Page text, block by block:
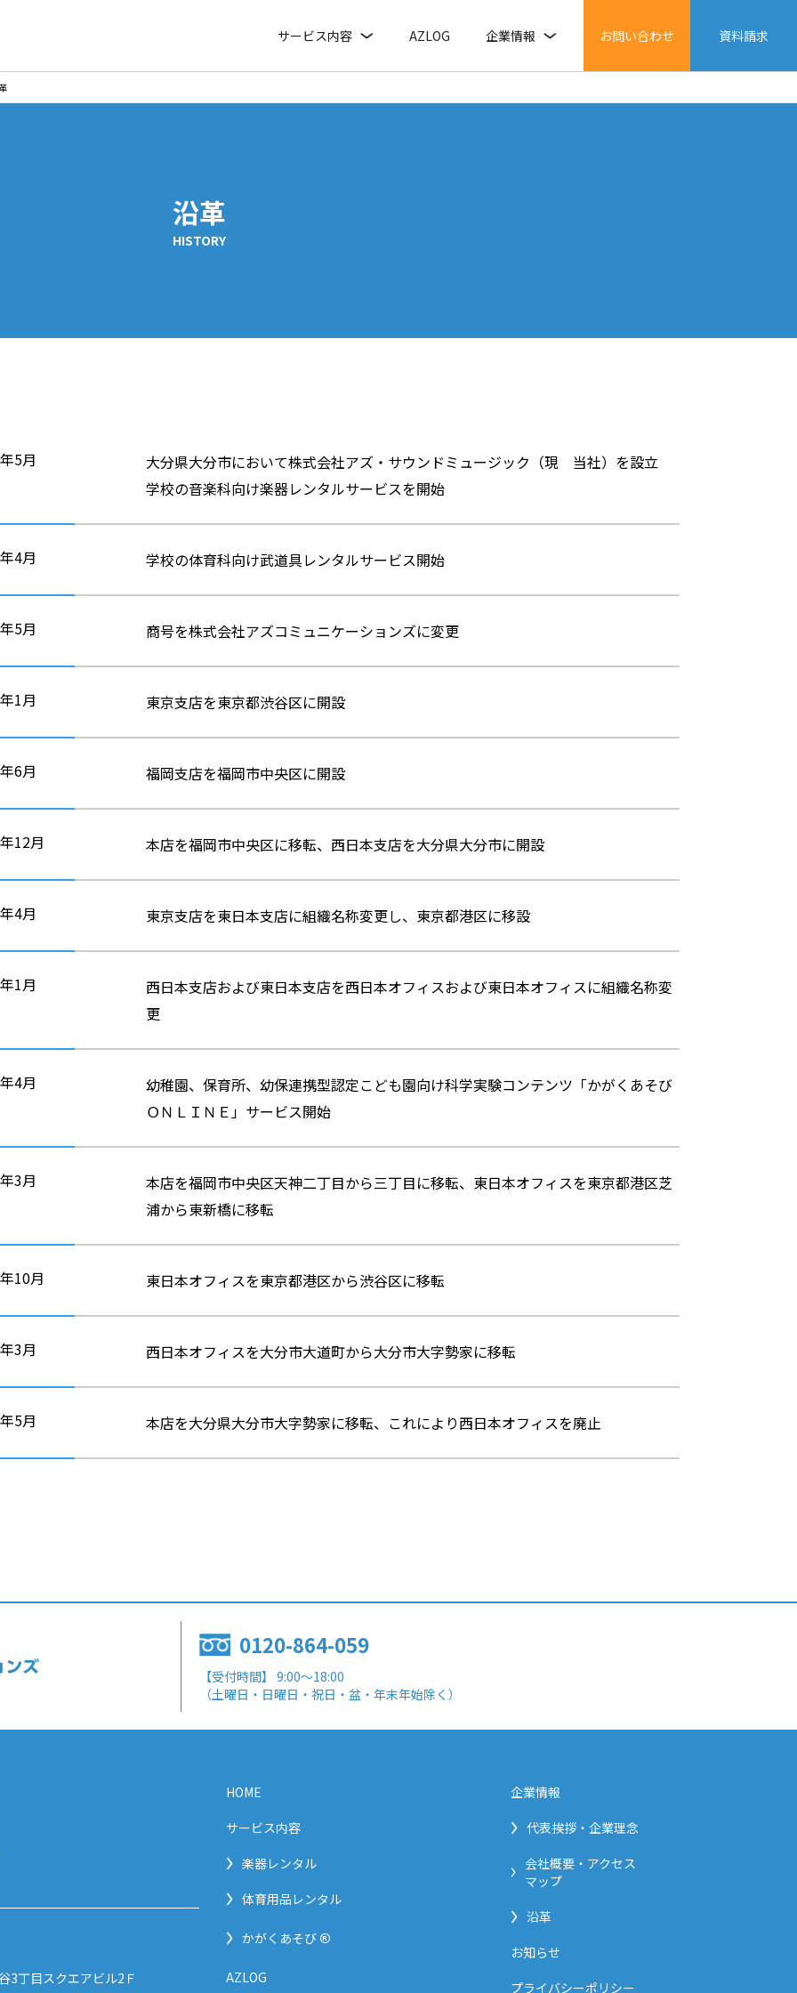
サービス内容 AZLOG 企業情報 お問い合わせ 資料請求
沿革
HISTORY
5月
大分県大分市において株式会社アズ・サウンドミュージック（現 当社）を設立
学校の音楽科向け楽器レンタルサービスを開始
4月 学校の体育科向け武道具レンタルサービス開始
5月 商号を株式会社アズコミュニケーションズに変更
1月 東京支店を東京都渋谷区に開設
6月 福岡支店を福岡市中央区に開設
12月 本店を福岡市中央区に移転、西日本支店を大分県大分市に開設
4月 東京支店を東日本支店に組織名称変更し、東京都港区に移設
1月
西日本支店および東日本支店を西日本オフィスおよび東日本オフィスに組織名称変
更
4月
幼稚園、保育所、幼保連携型認定こども園向け科学実験コンテンツ「かがくあそび
ＯＮＬＩＮＥ」サービス開始
3月
本店を福岡市中央区天神二丁目から三丁目に移転、東日本オフィスを東京都港区芝
浦から東新橋に移転
10月 東日本オフィスを東京都港区から渋谷区に移転
3月 西日本オフィスを大分市大道町から大分市大字勢家に移転
5月 本店を大分県大分市大字勢家に移転、これにより西日本オフィスを廃止
0120-864-059
【受付時間】 9:00～18:00
（土曜日・日曜日・祝日・盆・年末年始除く）
丁目スクエアビル2Ｆ
HOME
サービス内容
楽器レンタル
体育用品レンタル
かがくあそび ®
AZLOG
企業情報
代表挨拶・企業理念
会社概要・アクセス
マップ
沿革
お知らせ
プライバシーポリシー